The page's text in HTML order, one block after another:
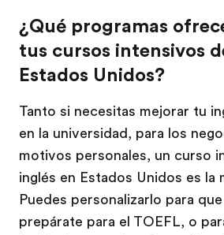
¿Qué programas
tus cursos intensivos
Estados Unidos?
Tanto si necesitas mejorar tu
en la universidad, para los
motivos personales, un curso
inglés en Estados Unidos es la
Puedes personalizarlo para
prepárate para el TOEFL, o